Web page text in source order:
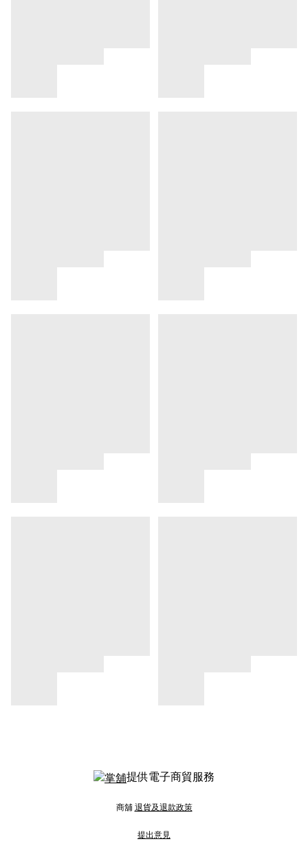
提供電子商貿服務
商舖 退貨及退款政策
提出意見